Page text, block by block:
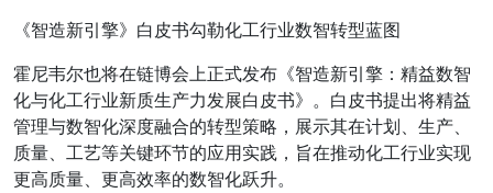
《智造新引擎》白皮书勾勒化工行业数智转型蓝图
霍尼韦尔也将在链博会上正式发布《智造新引擎：精益数智
化与化工行业新质生产力发展白皮书》。白皮书提出将精益
管理与数智化深度融合的转型策略，展示其在计划、生产、
质量、工艺等关键环节的应用实践，旨在推动化工行业实现
更高质量、更高效率的数智化跃升。